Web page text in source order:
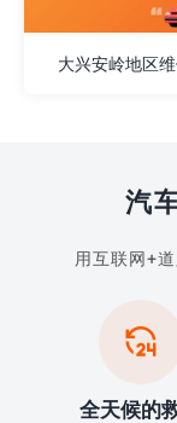
大兴安岭地区
汽
用互联网+

全天候的